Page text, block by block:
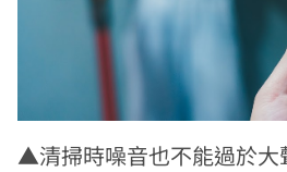
▲清掃時噪音也不能過於大